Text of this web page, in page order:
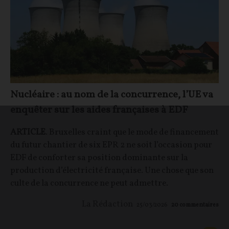
Nucléaire : au nom de la concurrence, l’UE va
enquêter sur les aides françaises à EDF